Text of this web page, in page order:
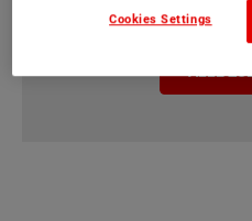
Cookies Settings